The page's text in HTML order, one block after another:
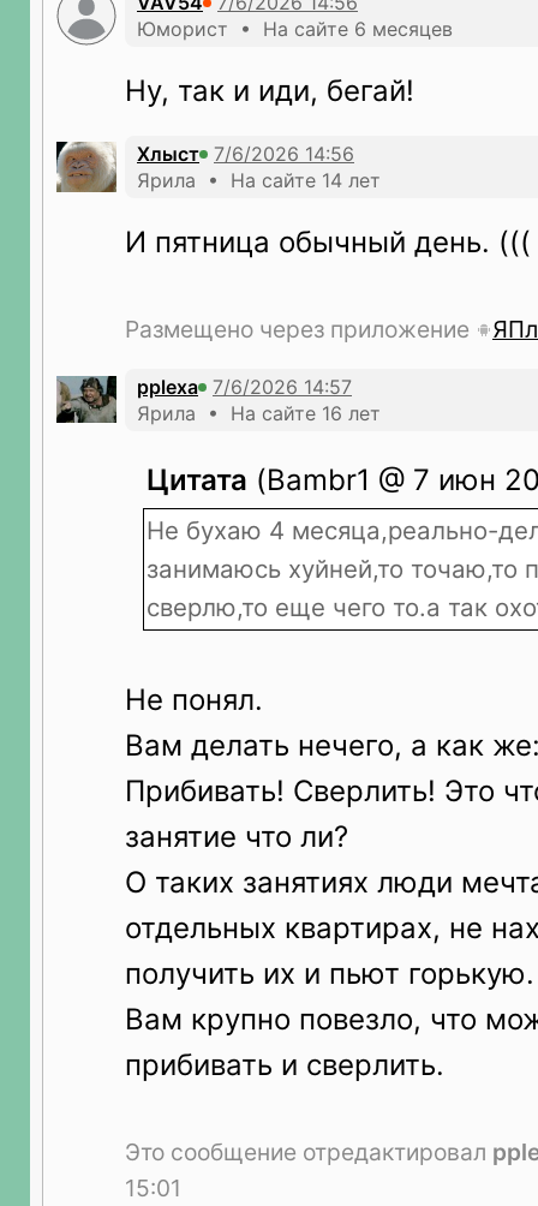
Юморист • На сайте 6 месяцев
Ну, так и иди, бегай!
Хлыст
Ярила • На сайте 14 лет
И пятница обычный день. (((
Размещено через приложение
pplexa
Ярила • На сайте 16 лет
Цитата (Bambr1 @ 7 июн
Не бухаю 4 месяца,реально-
занимаюсь хуйней,то точаю,то
сверлю,то еще чего то.а так
Не понял.
Вам делать нечего, а как
Прибивать! Сверлить! Это
занятие что ли?
О таких занятиях люди
отдельных квартирах, не
получить их и пьют горькую.
Вам крупно повезло, что
прибивать и сверлить.
Это сообщение отредактировал
15:01